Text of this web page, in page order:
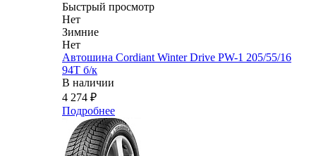
Быстрый просмотр
Нет
Зимние
Нет
Автошина Cordiant Winter Drive PW-1 205/55/16
94T б/к
В наличии
4 274 ₽
Подробнее